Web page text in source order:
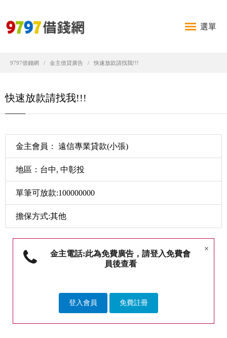
選單
9797借錢網 金主借貸廣告 快速放款請找我!!!
快速放款請找我!!!
金主會員： 遠信專業貸款(小張)
地區：台中, 中彰投
單筆可放款:100000000
擔保方式:其他
×
金主電話:此為免費廣告，請登入免費會
員後查看
登入會員 免費註冊